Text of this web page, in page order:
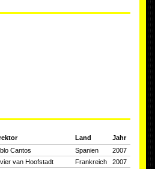
Land
Jahr
Cantos Spanien
2007
van Hoofstadt Frankreich
2007